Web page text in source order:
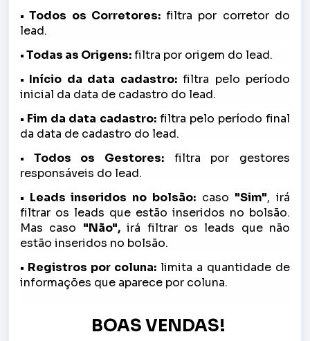
• Todos os Corretores:filtra por corretor do
lead.
• Todas as Origens:filtra por origem do lead.
• Início da data cadastro:filtra pelo período
inicial da data de cadastro do lead.
• Fim da data cadastro:filtra pelo período final
da data de cadastro do lead.
• Todos os Gestores: filtra por gestores
responsáveis do lead.
• Leads inseridos no bolsão:caso "Sim", irá
filtrar os leads que estão inseridos no bolsão.
Mas caso "Não",irá filtrar os leads que não
estão inseridos no bolsão.
• Registros por coluna: limita a quantidade de
informações que aparece por coluna.
BOAS VENDAS!